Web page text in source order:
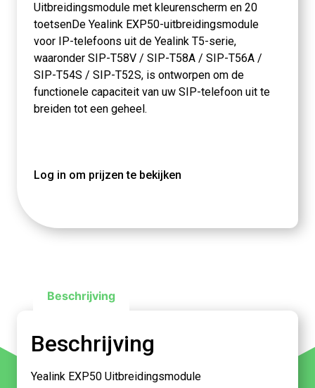
Uitbreidingsmodule met kleurenscherm en 20
toetsenDe Yealink EXP50-uitbreidingsmodule
voor IP-telefoons uit de Yealink T5-serie,
waaronder SIP-T58V / SIP-T58A / SIP-T56A /
SIP-T54S / SIP-T52S, is ontworpen om de
functionele capaciteit van uw SIP-telefoon uit te
breiden tot een geheel.
Log in om prijzen te bekijken
Beschrijving
Beschrijving
Yealink EXP50 Uitbreidingsmodule